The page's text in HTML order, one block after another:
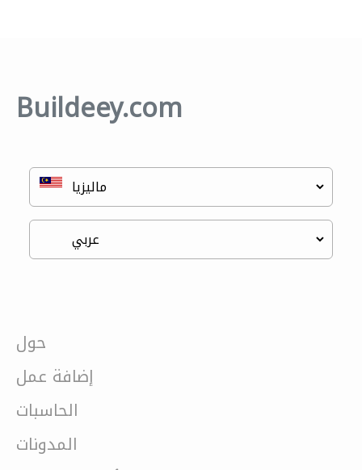
Buildeey.com
حول
إضافة عمل
الحاسبات
المدونات